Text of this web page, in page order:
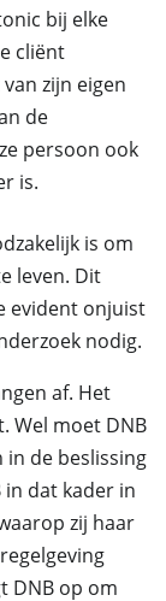
bij elke
cliënt
zijn eigen
de
persoon ook
is.
is om
leven. Dit
evident onjuist
nodig.
af. Het
Wel moet DNB
de beslissing
in dat kader in
zij haar
DNB op om